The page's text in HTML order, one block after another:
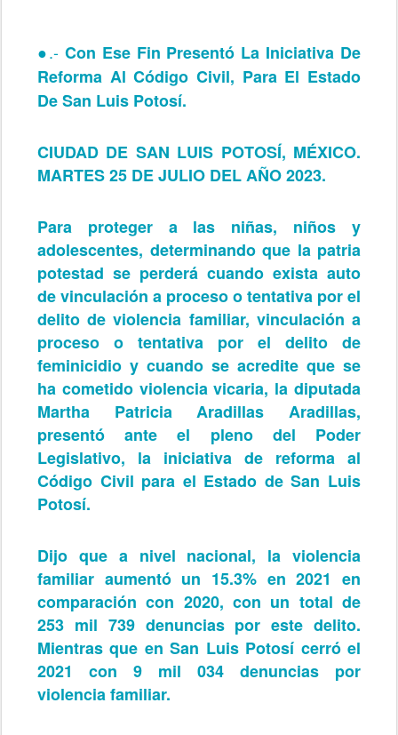
●.- Con Ese Fin Presentó La Iniciativa De
Reforma Al Código Civil, Para El Estado
De San Luis Potosí.
CIUDAD DE SAN LUIS POTOSÍ, MÉXICO.
MARTES 25 DE JULIO DEL AÑO 2023.
Para proteger a las niñas, niños y
adolescentes, determinando que la patria
potestad se perderá cuando exista auto
de vinculación a proceso o tentativa por el
delito de violencia familiar, vinculación a
proceso o tentativa por el delito de
feminicidio y cuando se acredite que se
ha cometido violencia vicaria, la diputada
Martha Patricia Aradillas Aradillas,
presentó ante el pleno del Poder
Legislativo, la iniciativa de reforma al
Código Civil para el Estado de San Luis
Potosí.
Dijo que a nivel nacional, la violencia
familiar aumentó un 15.3% en 2021 en
comparación con 2020, con un total de
253 mil 739 denuncias por este delito.
Mientras que en San Luis Potosí cerró el
2021 con 9 mil 034 denuncias por
violencia familiar.